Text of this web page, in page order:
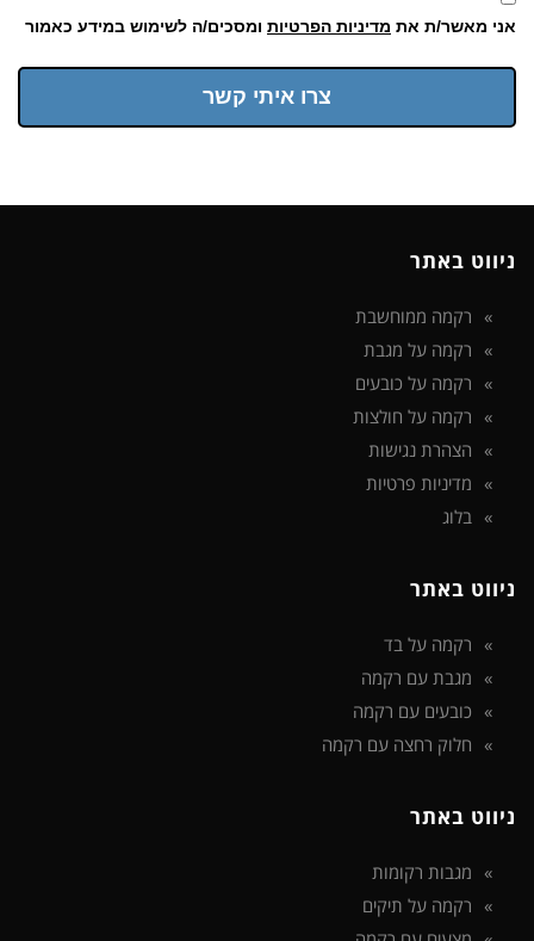
אני מאשר/ת את מדיניות הפרטיות ומסכים/ה לשימוש במידע כאמור
צרו איתי קשר
ניווט באתר
רקמה ממוחשבת
רקמה על מגבת
רקמה על כובעים
רקמה על חולצות
הצהרת נגישות
מדיניות פרטיות
בלוג
ניווט באתר
רקמה על בד
מגבת עם רקמה
כובעים עם רקמה
חלוק רחצה עם רקמה
ניווט באתר
מגבות רקומות
רקמה על תיקים